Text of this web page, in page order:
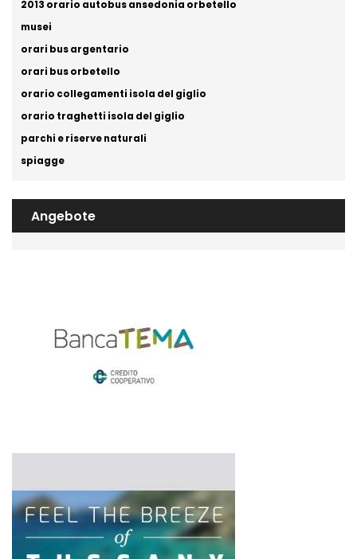
2013 orario autobus ansedonia orbetello
musei
orari bus argentario
orari bus orbetello
orario collegamenti isola del giglio
orario traghetti isola del giglio
parchi e riserve naturali
spiagge
Angebote